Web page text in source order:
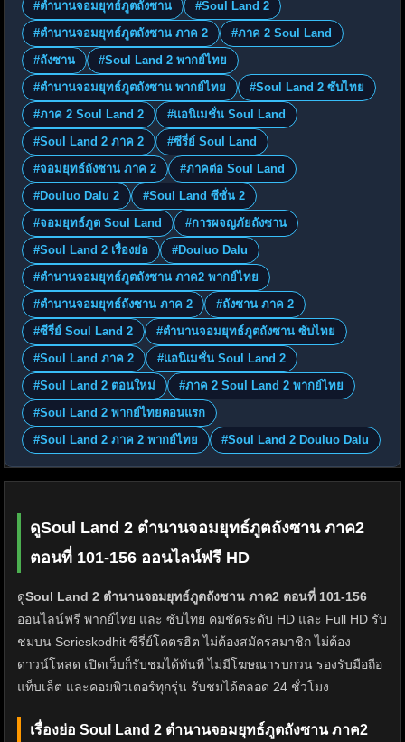
#ตำนานจอมยุทธ์ภูตถังซาน
#Soul Land 2
#ตำนานจอมยุทธ์ภูตถังซาน ภาค 2
#ภาค 2 Soul Land
#ถังซาน
#Soul Land 2 พากย์ไทย
#ตำนานจอมยุทธ์ภูตถังซาน พากย์ไทย
#Soul Land 2 ซับไทย
#ภาค 2 Soul Land 2
#แอนิเมชั่น Soul Land
#Soul Land 2 ภาค 2
#ซีรี่ย์ Soul Land
#จอมยุทธ์ถังซาน ภาค 2
#ภาคต่อ Soul Land
#Douluo Dalu 2
#Soul Land ซีซั่น 2
#จอมยุทธ์ภูต Soul Land
#การผจญภัยถังซาน
#Soul Land 2 เรื่องย่อ
#Douluo Dalu
#ตำนานจอมยุทธ์ภูตถังซาน ภาค2 พากย์ไทย
#ตำนานจอมยุทธ์ถังซาน ภาค 2
#ถังซาน ภาค 2
#ซีรี่ย์ Soul Land 2
#ตำนานจอมยุทธ์ภูตถังซาน ซับไทย
#Soul Land ภาค 2
#แอนิเมชั่น Soul Land 2
#Soul Land 2 ตอนใหม่
#ภาค 2 Soul Land 2 พากย์ไทย
#Soul Land 2 พากย์ไทยตอนแรก
#Soul Land 2 ภาค 2 พากย์ไทย
#Soul Land 2 Douluo Dalu
ดูSoul Land 2 ตำนานจอมยุทธ์ภูตถังซาน ภาค2
ตอนที่ 101-156 ออนไลน์ฟรี HD
ดูSoul Land 2 ตำนานจอมยุทธ์ภูตถังซาน ภาค2 ตอนที่ 101-156
ออนไลน์ฟรี พากย์ไทย และ ซับไทย คมชัดระดับ HD และ Full HD รับ
ชมบน Serieskodhit ซีรี่ย์โคตรฮิต ไม่ต้องสมัครสมาชิก ไม่ต้อง
ดาวน์โหลด เปิดเว็บก็รับชมได้ทันที ไม่มีโฆษณารบกวน รองรับมือถือ
แท็บเล็ต และคอมพิวเตอร์ทุกรุ่น รับชมได้ตลอด 24 ชั่วโมง
เรื่องย่อ Soul Land 2 ตำนานจอมยุทธ์ภูตถังซาน ภาค2